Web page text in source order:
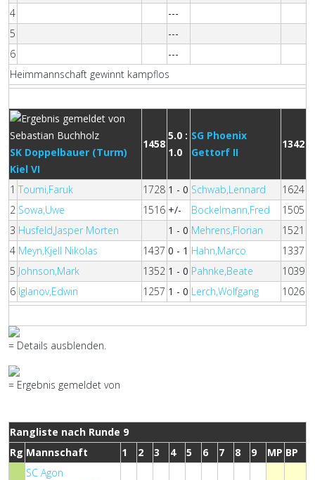
4
---
5
---
6
---
Heimmannschaft gewinnt kampflos
SK Doppelbauer (Turm)
Kiel VI
1458
5.0 :
1.0
SG Phoenix
Gettorf II
1342
1 Toumi,Faruk 1728 1 - 0 Schwab,Lennard
1624
2 Sowa,Uwe 1516 +/- Bockelmann,Fred
1505
3 Husfeld,Jasper Morten 1 - 0 Mehrens,Florian
1521
4 Meyn,Kjell Nikolas 1437 0 - 1 Hahn,Marco
1337
5 Johnson,Mark 1352 1 - 0 Pahnke,Beate
1039
6 Iglanov,Edwin 1257 1 - 0 Lerch,Wolfgang 1026
= Details ausblenden.
= Ergebnis gemeldet von
Rangliste nach Runde 9
Rg Mannschaft 1 2 3 4 5 6 7 8 9 MP BP
SC Agon